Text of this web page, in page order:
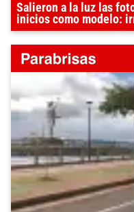
Salieron a la luz las
inicios como modelo: